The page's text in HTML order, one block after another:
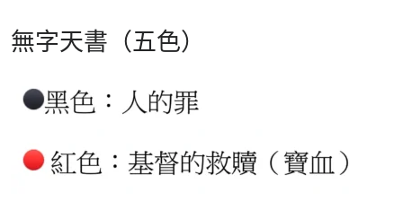
無字天書（五色）